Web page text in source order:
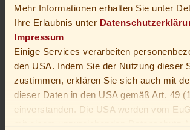
Mehr Informationen erhalten Sie unter
Ihre Erlaubnis unter
Impressum
Einige Services verarbeiten
den USA. Indem Sie der Nutzung dieser
zustimmen, erklären Sie sich auch mit
dieser Daten in den USA gemäß Art. 49
einverstanden. Die USA werden vom
Angebote für
Sommerurlaub in